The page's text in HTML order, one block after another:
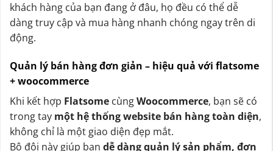
khách hàng của bạn đang ở đâu, họ đều có thể dễ
dàng truy cập và mua hàng nhanh chóng ngay trên di
động.
Quản lý bán hàng đơn giản – hiệu quả với flatsome
+ woocommerce
Khi kết hợp Flatsome cùngWoocommerce, bạn sẽ có
trong tay một hệ thống website bán hàng toàn diện,
không chỉ là một giao diện đẹp mắt.
Bộ đôi này giúp bạn dễ dàng quản lý sản phẩm, đơn